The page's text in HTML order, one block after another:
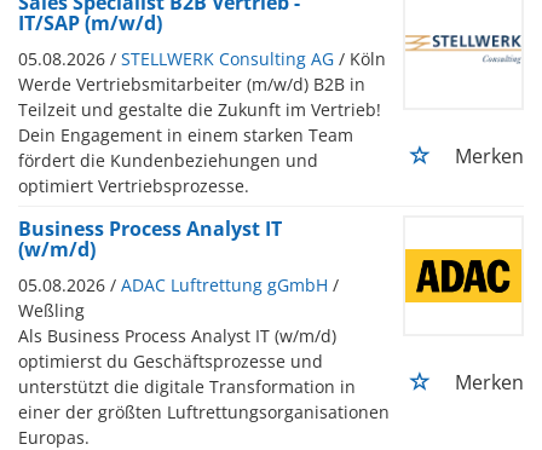
IT/SAP (m/w/d)
05.08.2026 / STELLWERK Consulting AG / Köln
Werde Vertriebsmitarbeiter (m/w/d) B2B in
Teilzeit und gestalte die Zukunft im Vertrieb!
Dein Engagement in einem starken Team
fördert die Kundenbeziehungen und
optimiert Vertriebsprozesse.
Merken
Business Process Analyst IT
(w/m/d)
05.08.2026 / ADAC Luftrettung gGmbH /
Weßling
Als Business Process Analyst IT (w/m/d)
optimierst du Geschäftsprozesse und
unterstützt die digitale Transformation in
einer der größten Luftrettungsorganisationen
Europas.
Merken